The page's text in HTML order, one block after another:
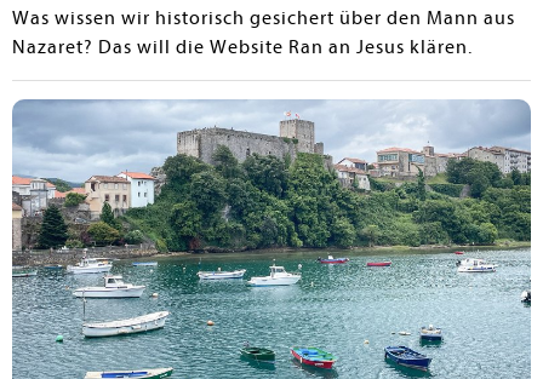
Was wissen wir historisch gesichert über den Mann aus
Nazaret? Das will die Website Ran an Jesus klären.